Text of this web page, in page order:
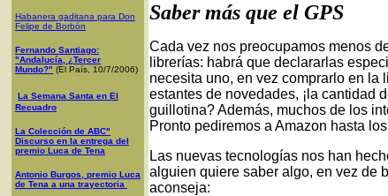
Habanera gaditana para Don
Felipe de Borbón
Fernando Santiago:
"Andalucía, ¿Tercer
Mundo?" (El País, 10/7/2006)
La Semana Santa en El
Recuadro
La Colección de ABC"
Discurso en la entrega del
premio Luca de Tena
Antonio Burgos, premio Luca
de Tena a una trayectoria
Saber más que el GPS
Cada vez nos preocupamos menos
librerías: habrá que declararlas
necesita uno, en vez comprarlo en la
estantes de novedades, ¡la cantidad
guillotina? Además, muchos de los
Pronto pediremos a Amazon hasta
Las nuevas tecnologías nos han
alguien quiere saber algo, en vez de
aconseja: